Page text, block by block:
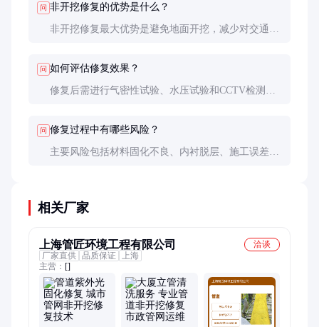
问 非开挖修复的优势是什么？
非开挖修复最大优势是避免地面开挖，减少对交通和
问 如何评估修复效果？
修复后需进行气密性试验、水压试验和CCTV检测，
问 修复过程中有哪些风险？
主要风险包括材料固化不良、内衬脱层、施工误差
相关厂家
上海管匠环境工程有限公司
洽谈
厂家直供 品质保证
上海
主营： []